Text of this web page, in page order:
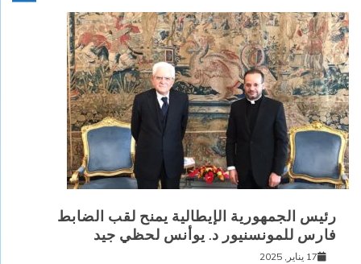
رئيس الجمهورية الإيطالية يمنح لقب الضابط
فارس للمونسنيور د. يوأنس لحظي جيد
17 يناير, 2025